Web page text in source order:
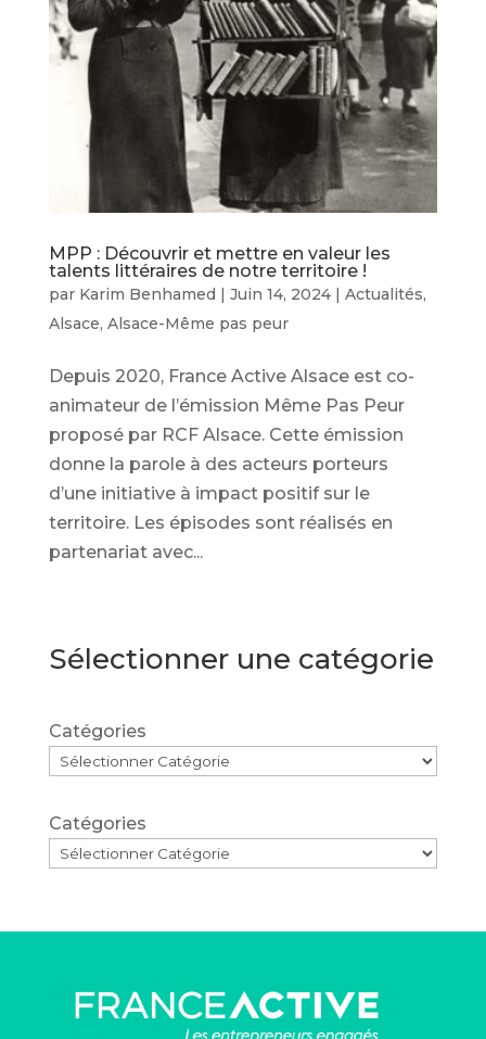
MPP : Découvrir et mettre en valeur les
talents littéraires de notre territoire !
par Karim Benhamed | Juin 14, 2024| Actualités,
Alsace, Alsace-Même pas peur
Depuis 2020, France Active Alsace est co-
animateur de l’émission Même Pas Peur
proposé par RCF Alsace. Cette émission
donne la parole à des acteurs porteurs
d’une initiative à impact positif sur le
territoire. Les épisodes sont réalisés en
partenariat avec...
Sélectionner une catégorie
Catégories
Catégories